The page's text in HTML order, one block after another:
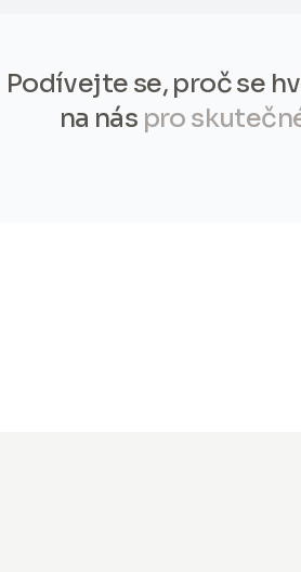
Podívejte se, proč se
na nás pro